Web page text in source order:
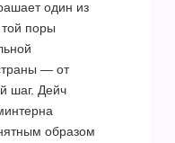
один из
поры
— от
шаг. Дейч
образом